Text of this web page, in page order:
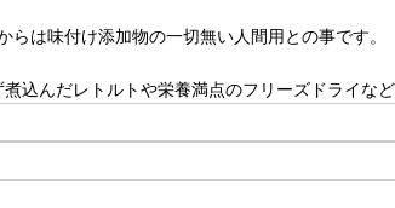
らは味付け添加物の一切無い人間用との事です。
込んだレトルトや栄養満点のフリーズドライな